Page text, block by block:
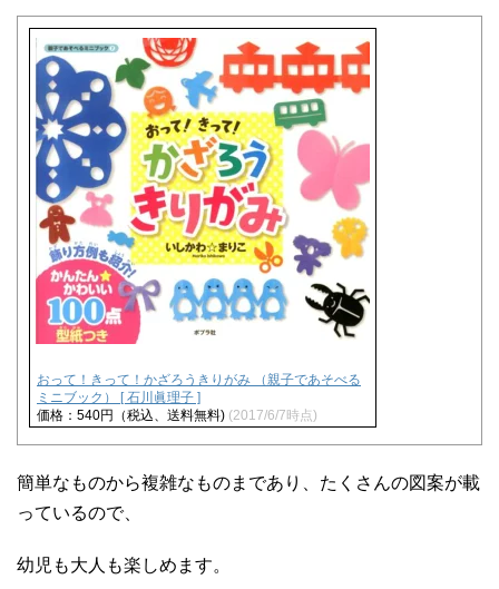
おって！きって！かざろうきりがみ （親子であそべる
ミニブック） [ 石川眞理子 ]
価格：540円（税込、送料無料) (2017/6/7時点)
簡単なものから複雑なものまであり、たくさんの図案が載
っているので、
幼児も大人も楽しめます。